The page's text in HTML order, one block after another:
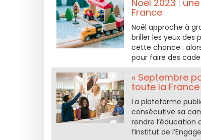
Noël 2023 :
France
Noël approche à
briller les yeux des
cette chance :
pour faire des
« Septembre
toute la
La plateforme
consécutive sa
rendre
l’Institut de